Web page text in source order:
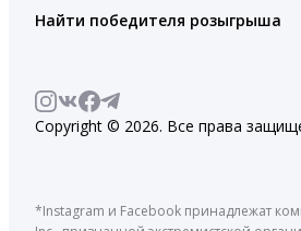
Найти победителя розыгрыша
Copyright © 2026. Все права
*Instagram и Facebook принадлежат